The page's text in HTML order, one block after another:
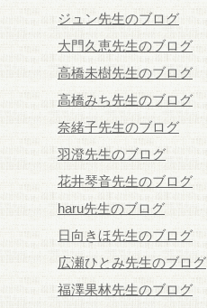
ジュン先生のブログ
大門久恵先生のブログ
高橋未樹先生のブログ
高橋みち先生のブログ
奈緒子先生のブログ
羽澄先生のブログ
花井琴音先生のブログ
haru先生のブログ
日向きほ先生のブログ
広瀬ひとみ先生のブログ
福澤果林先生のブログ